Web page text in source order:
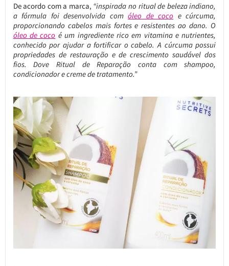
De acordo com a marca, “inspirada no ritual de beleza indiano,
a fórmula foi desenvolvida comóleo de coco e cúrcuma,
proporcionando cabelos mais fortes e resistentes ao dano. O
óleo de coco é um ingrediente rico em vitamina e nutrientes,
conhecido por ajudar a fortificar o cabelo. A cúrcuma possui
propriedades de restauração e de crescimento saudável dos
fios. Dove Ritual de Reparação conta com shampoo,
condicionador e creme de tratamento.”